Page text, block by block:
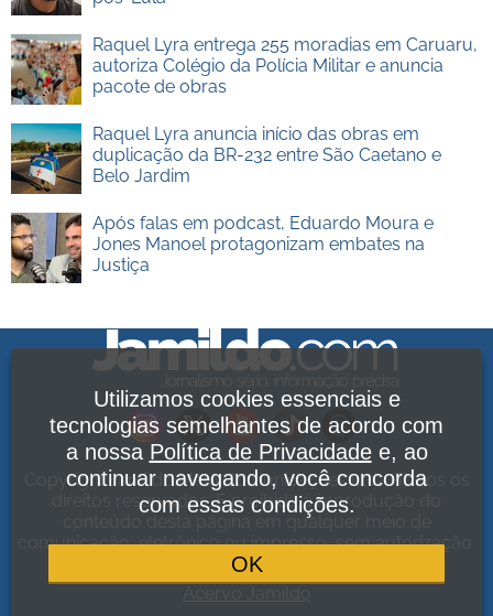
Raquel Lyra entrega 255 moradias em Caruaru,
autoriza Colégio da Polícia Militar e anuncia
pacote de obras
Raquel Lyra anuncia início das obras em
duplicação da BR-232 entre São Caetano e
Belo Jardim
Após falas em podcast, Eduardo Moura e
Jones Manoel protagonizam embates na
Justiça
Copyright Jamildo Melo Comunicações Ltda. Todos os
direitos reservados. É proibida a reprodução do
conteúdo desta página em qualquer meio de
comunicação, eletrônico ou impresso, sem autorização.
Política de Privacidade
Utilizamos cookies essenciais e
tecnologias semelhantes de acordo com
a nossa Política de Privacidadee, ao
continuar navegando, você concorda
com essas condições.
OK